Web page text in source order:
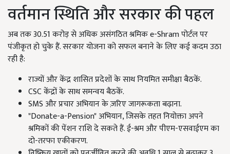
वर्तमान स्थिति और सरकार की पहल
अब तक 30.51 करोड़ से अधिक असंगठित श्रमिक e-Shram पोर्टल पर
पंजीकृत हो चुके हैं. सरकार योजना को सफल बनाने के लिए कई कदम उठा
रही है:
राज्यों और केंद्र शासित प्रदेशों के साथ नियमित समीक्षा बैठकें.
CSC केंद्रों के साथ समन्वय बैठकें.
SMS और प्रचार अभियान के ज़रिए जागरूकता बढ़ाना.
"Donate-a-Pension" अभियान, जिसके तहत नियोक्ता अपने
श्रमिकों की पेंशन राशि दे सकते हैं. ई-श्रम और पीएम-एसवाईएम का
दो-तरफा एकीकरण.